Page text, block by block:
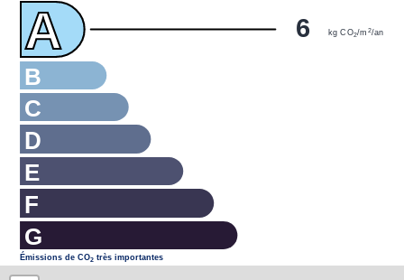
6 kg CO2/m 2/an
A
B
C
D
E
F
G
Émissions de CO2 très importantes